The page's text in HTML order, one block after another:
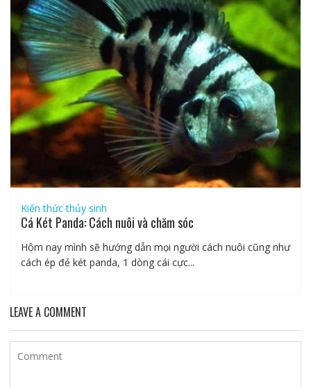
Kiến thức thủy sinh
Cá Két Panda: Cách nuôi và chăm sóc
Hôm nay mình sẽ hướng dẫn mọi người cách nuôi cũng như
cách ép đẻ két panda, 1 dòng cái cực...
LEAVE A COMMENT